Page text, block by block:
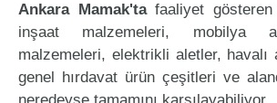
Ankara Mamak'tafaaliyet gösteren
inşaat malzemeleri, mobilya
malzemeleri, elektrikli aletler,
genel hırdavat ürün çeşitleri ve